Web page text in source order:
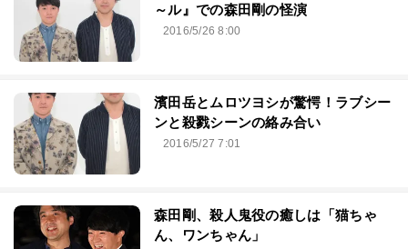
～ル』での森田剛の怪演
2016/5/26 8:00
濱田岳とムロツヨシが驚愕！ラブシー
ンと殺戮シーンの絡み合い
2016/5/27 7:01
森田剛、殺人鬼役の癒しは「猫ちゃ
ん、ワンちゃん」